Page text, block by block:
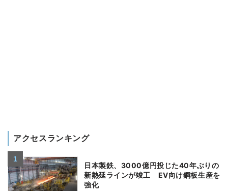
アクセスランキング
日本製鉄、3000億円投じた40年ぶりの
新熱延ラインが竣工 EV向け鋼板生産を
強化